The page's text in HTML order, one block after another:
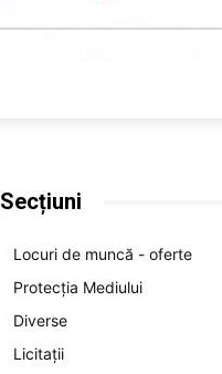
Secțiuni
Locuri de muncă - oferte
Protecția Mediului
Diverse
Licitații